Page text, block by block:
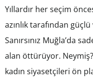
Yıllardır her seçim
azınlık tarafından
Sanırsınız Muğla’da
alan öttürüyor.
kadın siyasetçileri ön